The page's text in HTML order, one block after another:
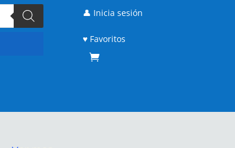
👤 Inicia sesión
♥ Favoritos